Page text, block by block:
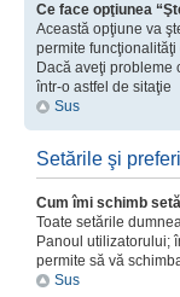
Ce face opţiunea
Această opţiune va
permite
Dacă aveţi probleme
într-o astfel de sitaţie
Sus
Setările şi
Cum îmi schimb
Toate setările
Panoul utilizatorului;
permite să vă
Sus